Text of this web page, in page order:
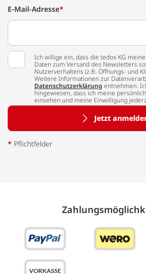
E-Mail-Adresse*
Ich willige ein, dass die tedox KG
Daten zum Versand des Newsletters
Nutzerverhaltens (z.B. Öffnungs- und
Weitere Informationen zur
Datenschutzerklärung entnehmen.
hingewiesen, dass ich meine
einsehen und meine Einwilligung
Jetzt
* Pflichtfelder